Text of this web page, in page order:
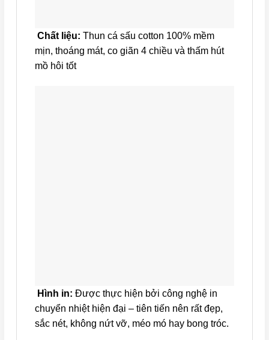
Chất liệu: Thun cá sấu cotton 100% mềm
mịn, thoáng mát, co giãn 4 chiều và thấm hút
mồ hôi tốt
Hình in: Được thực hiện bởi công nghệ in
chuyển nhiệt hiện đại – tiên tiến nên rất đẹp,
sắc nét, không nứt vỡ, méo mó hay bong tróc.